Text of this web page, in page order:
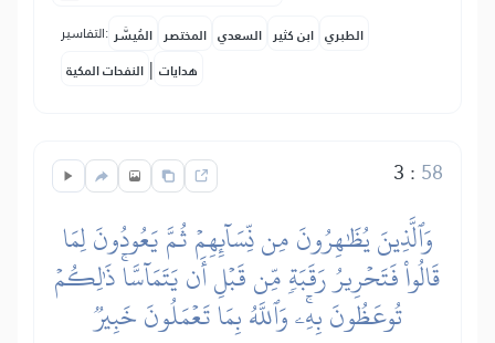
التفاسير: المُيسَّر المختصر السعدي ابن كثير الطبري
النفحات المكية | هدايات
3 : 58
وَٱلَّذِينَ يُظَٰهِرُونَ مِن نِّسَآئِهِمۡ ثُمَّ يَعُودُونَ لِمَا
قَالُواْ فَتَحۡرِيرُ رَقَبَةٖ مِّن قَبۡلِ أَن يَتَمَآسَّاۚ ذَٰلِكُمۡ
تُوعَظُونَ بِهِۦۚ وَٱللَّهُ بِمَا تَعۡمَلُونَ خَبِيرٞ